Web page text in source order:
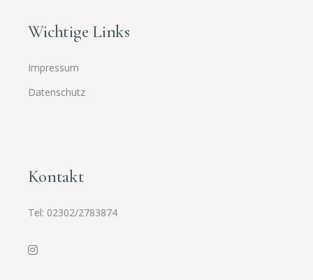
Wichtige Links
Impressum
Datenschutz
Kontakt
Tel: 02302/2783874